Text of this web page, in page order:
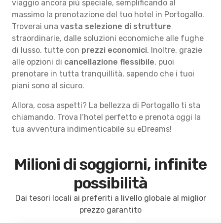
viaggio ancora più speciale, semplificando al
massimo la prenotazione del tuo hotel in Portogallo.
Troverai una vasta selezione di strutture
straordinarie, dalle soluzioni economiche alle fughe
di lusso, tutte con prezzi economici. Inoltre, grazie
alle opzioni di cancellazione flessibile, puoi
prenotare in tutta tranquillità, sapendo che i tuoi
piani sono al sicuro.
Allora, cosa aspetti? La bellezza di Portogallo ti sta
chiamando. Trova l’hotel perfetto e prenota oggi la
tua avventura indimenticabile su eDreams!
Milioni di soggiorni, infinite
possibilità
Dai tesori locali ai preferiti a livello globale al miglior
prezzo garantito